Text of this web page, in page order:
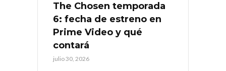
The Chosen temporada
6: fecha de estreno en
Prime Video y qué
contará
julio 30, 2026